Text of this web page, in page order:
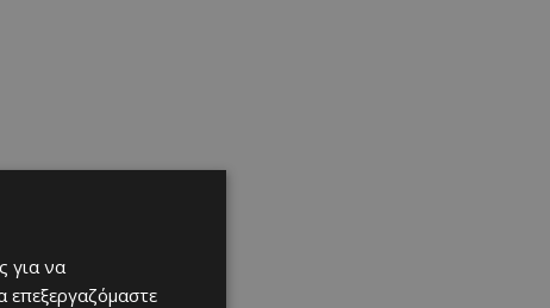
για να
επεξεργαζόμαστε